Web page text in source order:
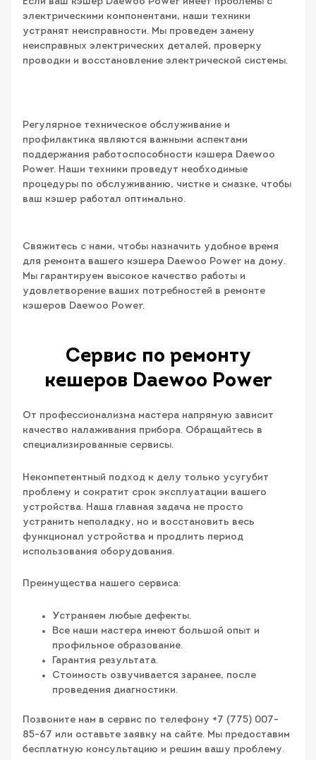
электрическими компонентами, наши техники
устранят неисправности. Мы проведем замену
неисправных электрических деталей, проверку
проводки и восстановление электрической системы.
Регулярное техническое обслуживание и
профилактика являются важными аспектами
поддержания работоспособности кэшера Daewoo
Power. Наши техники проведут необходимые
процедуры по обслуживанию, чистке и смазке, чтобы
ваш кэшер работал оптимально.
Свяжитесь с нами, чтобы назначить удобное время
для ремонта вашего кэшера Daewoo Power на дому.
Мы гарантируем высокое качество работы и
удовлетворение ваших потребностей в ремонте
кэшеров Daewoo Power.
Сервис по ремонту
кешеров Daewoo Power
От профессионализма мастера напрямую зависит
качество налаживания прибора. Обращайтесь в
специализированные сервисы.
Некомпетентный подход к делу только усугубит
проблему и сократит срок эксплуатации вашего
устройства. Наша главная задача не просто
устранить неполадку, но и восстановить весь
функционал устройства и продлить период
использования оборудования.
Преимущества нашего сервиса:
Устраняем любые дефекты.
Все наши мастера имеют большой опыт и
профильное образование.
Гарантия результата.
Стоимость озвучивается заранее, после
проведения диагностики.
Позвоните нам в сервис по телефону +7 (775) 007-
85-67 или оставьте заявку на сайте. Мы предоставим
бесплатную консультацию и решим вашу проблему.